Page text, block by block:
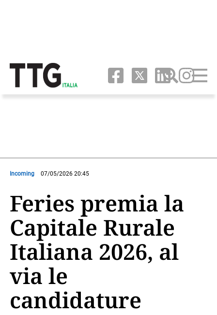
Incoming 07/05/2026 20:45
Feries premia la
Capitale Rurale
Italiana 2026, al
via le
candidature